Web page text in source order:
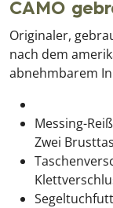
CAMO
Originaler,
nach dem
abnehmbarem
Messing-
Zwei